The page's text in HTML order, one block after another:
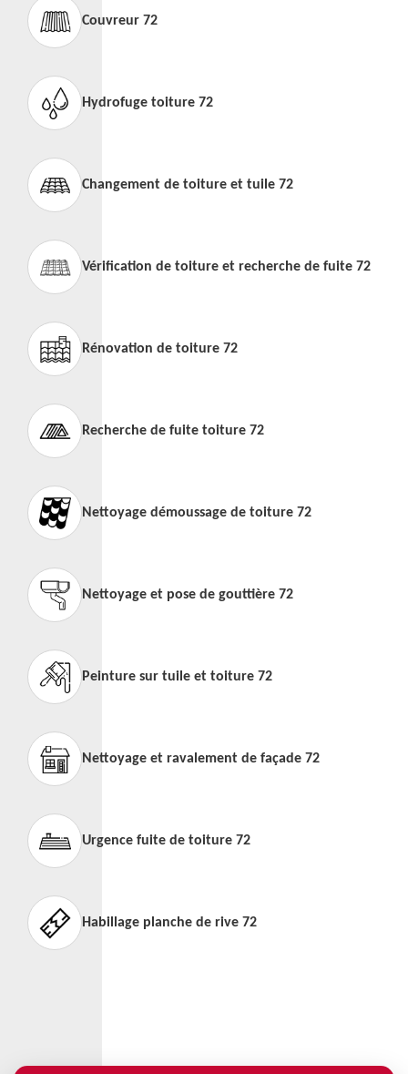
Couvreur 72
Hydrofuge toiture 72
Changement de toiture et tuile 72
Vérification de toiture et recherche de fuite 72
Rénovation de toiture 72
Recherche de fuite toiture 72
Nettoyage démoussage de toiture 72
Nettoyage et pose de gouttière 72
Peinture sur tuile et toiture 72
Nettoyage et ravalement de façade 72
Urgence fuite de toiture 72
Habillage planche de rive 72